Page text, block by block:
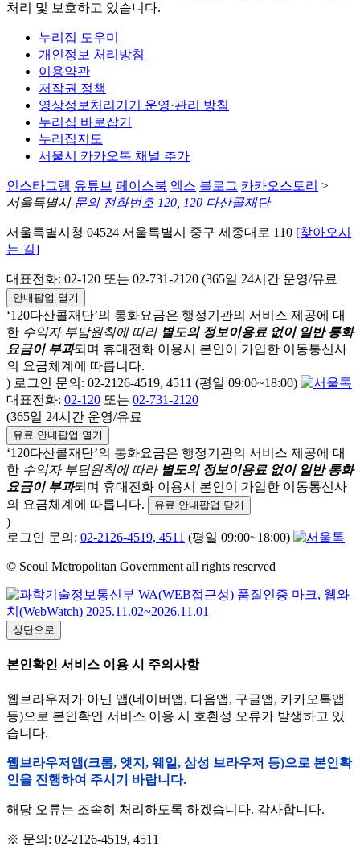
처리 및 보호하고 있습니다.
누리집 도우미
개인정보 처리방침
이용약관
저작권 정책
영상정보처리기기 운영·관리 방침
누리집 바로잡기
누리집지도
서울시 카카오톡 채널 추가
인스타그램 유튜브 페이스북 엑스 블로그 카카오스토리 >
서울특별시 문의 전화번호 120, 120 다산콜재단
서울특별시청 04524 서울특별시 중구 세종대로 110 [찾아오시
는 길]
대표전화: 02-120 또는 02-731-2120 (365일 24시간 운영/유료
안내팝업 열기
‘120다산콜재단’의 통화요금은 행정기관의 서비스 제공에 대
한 수익자 부담원칙에 따라 별도의 정보이용료 없이 일반 통화
요금이 부과되며 휴대전화 이용시 본인이 가입한 이동통신사
의 요금체계에 따릅니다.
) 로그인 문의: 02-2126-4519, 4511 (평일 09:00~18:00)
대표전화: 02-120 또는 02-731-2120
(365일 24시간 운영/유료
유료 안내팝업 열기
‘120다산콜재단’의 통화요금은 행정기관의 서비스 제공에 대
한 수익자 부담원칙에 따라 별도의 정보이용료 없이 일반 통화
요금이 부과되며 휴대전화 이용시 본인이 가입한 이동통신사
의 요금체계에 따릅니다.
유료 안내팝업 닫기
)
로그인 문의: 02-2126-4519, 4511 (평일 09:00~18:00)
© Seoul Metropolitan Government all rights reserved
상단으로
본인확인 서비스 이용 시 주의사항
웹브라우저가 아닌 앱(네이버앱, 다음앱, 구글앱, 카카오톡앱
등)으로 본인확인 서비스 이용 시 호환성 오류가 발생하고 있
습니다.
웹브라우저앱(크롬, 엣지, 웨일, 삼성 브라우저 등)으로 본인확
인을 진행하여 주시기 바랍니다.
해당 오류는 조속히 처리하도록 하겠습니다. 감사합니다.
※ 문의: 02-2126-4519, 4511